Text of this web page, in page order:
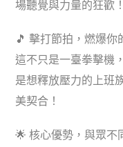
場聽覺與力量的狂歡
🎵 擊打節拍，燃爆你
這不只是一臺拳擊機
是想釋放壓力的上班
美契合！
🌟 核心優勢，與眾不